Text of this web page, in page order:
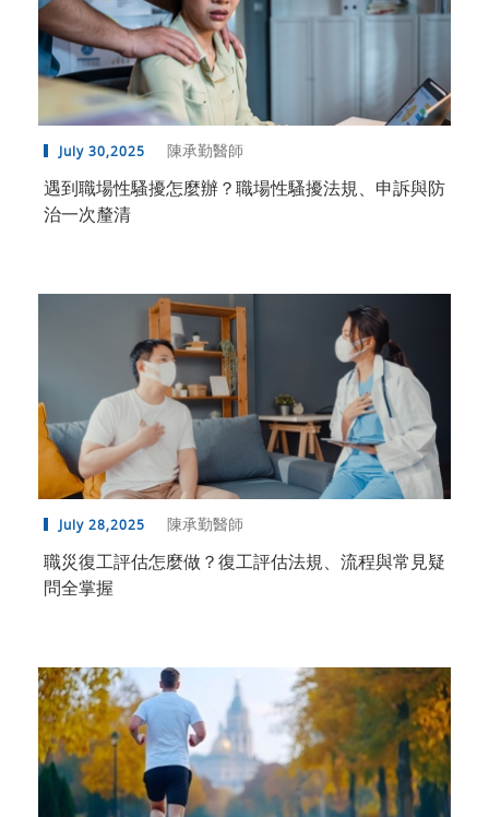
July 30,2025 陳承勤醫師
遇到職場性騷擾怎麼辦？職場性騷擾法規、申訴與防
治一次釐清
July 28,2025 陳承勤醫師
職災復工評估怎麼做？復工評估法規、流程與常見疑
問全掌握